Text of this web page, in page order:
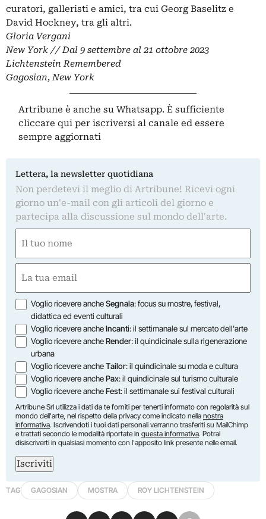
curatori, galleristi e amici, tra cui Georg Baselitz e
David Hockney, tra gli altri.
Gloria Vergani
New York // Dal 9 settembre al 21 ottobre 2023
Lichtenstein Remembered
Gagosian, New York
Artribune è anche su Whatsapp. È sufficiente
cliccare qui per iscriversi al canale ed essere
sempre aggiornati
Lettera, la newsletter quotidiana
Non perdetevi il meglio di Artribune! Ricevi ogni
giorno un'e-mail con gli articoli del giorno e
partecipa alla discussione sul mondo dell'arte.
(Required)
First
(Required)
Opzioni
Voglio ricevere ancheSegnala: focus su mostre, festival,
didattica ed eventi culturali
Voglio ricevere ancheIncanti: il settimanale sul mercato dell'arte
Voglio ricevere ancheRender: il quindicinale sulla rigenerazione
urbana
Voglio ricevere ancheTailor: il quindicinale su moda e cultura
Voglio ricevere anchePax: il quindicinale sul turismo culturale
Voglio ricevere ancheFest: il settimanale sui festival culturali
Artribune Srl utilizza i dati da te forniti per tenerti informato con regolarità sul
mondo dell'arte, nel rispetto della privacy come indicato nella nostra
informativa. Iscrivendoti i tuoi dati personali verranno trasferiti su MailChimp
e trattati secondo le modalità riportate in questa informativa. Potrai
disiscriverti in qualsiasi momento con l'apposito link presente nelle email.
Iscriviti
TAG GAGOSIAN MOSTRA ROY LICHTENSTEIN